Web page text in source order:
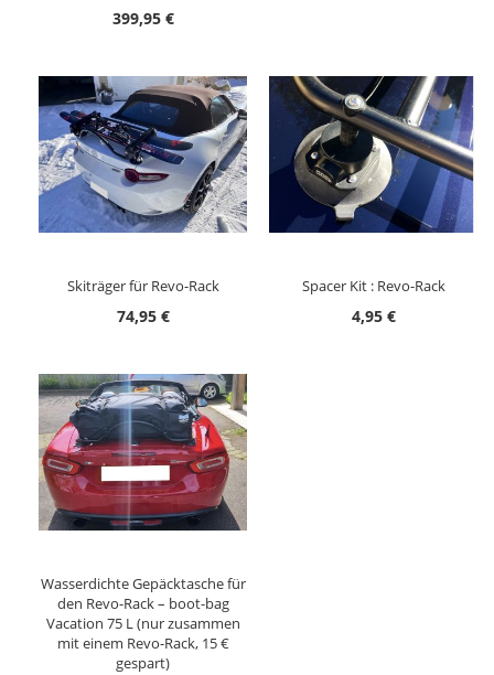
399,95 €
Skiträger für Revo-Rack
74,95 €
Spacer Kit : Revo-Rack
4,95 €
Wasserdichte Gepäcktasche für
den Revo-Rack – boot-bag
Vacation 75 L (nur zusammen
mit einem Revo-Rack, 15 €
gespart)